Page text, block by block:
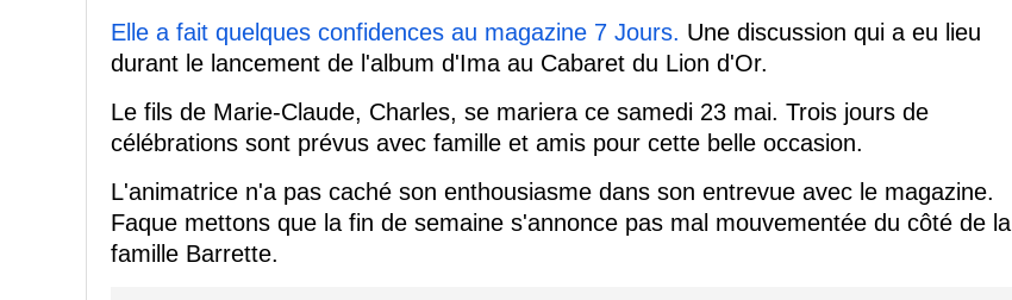
Elle a fait quelques confidences au magazine 7 Jours. Une discussion qui a eu lieu
durant le lancement de l'album d'Ima au Cabaret du Lion d'Or.
Le fils de Marie-Claude, Charles, se mariera ce samedi 23 mai. Trois jours de
célébrations sont prévus avec famille et amis pour cette belle occasion.
L'animatrice n'a pas caché son enthousiasme dans son entrevue avec le magazine.
Faque mettons que la fin de semaine s'annonce pas mal mouvementée du côté de la
famille Barrette.